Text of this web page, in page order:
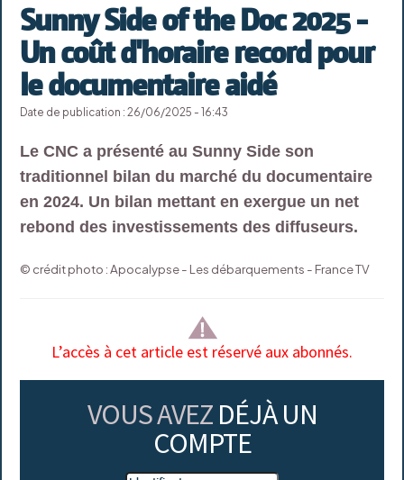
Sunny Side of the Doc 2025 -
Un coût d'horaire record pour
le documentaire aidé
Date de publication : 26/06/2025 - 16:43
Le CNC a présenté au Sunny Side son
traditionnel bilan du marché du documentaire
en 2024. Un bilan mettant en exergue un net
rebond des investissements des diffuseurs.
© crédit photo : Apocalypse - Les débarquements - France TV
L’accès à cet article est réservé aux abonnés.
VOUS AVEZ DÉJÀ UN
COMPTE